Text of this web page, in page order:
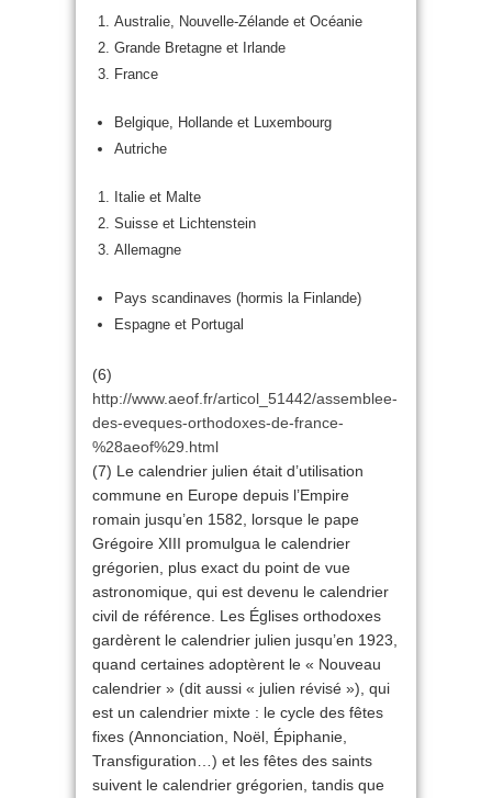
Australie, Nouvelle-Zélande et Océanie
Grande Bretagne et Irlande
France
Belgique, Hollande et Luxembourg
Autriche
Italie et Malte
Suisse et Lichtenstein
Allemagne
Pays scandinaves (hormis la Finlande)
Espagne et Portugal
(6)
http://www.aeof.fr/articol_51442/assemblee-
des-eveques-orthodoxes-de-france-
%28aeof%29.html
(7) Le calendrier julien était d’utilisation
commune en Europe depuis l’Empire
romain jusqu’en 1582, lorsque le pape
Grégoire XIII promulgua le calendrier
grégorien, plus exact du point de vue
astronomique, qui est devenu le calendrier
civil de référence. Les Églises orthodoxes
gardèrent le calendrier julien jusqu’en 1923,
quand certaines adoptèrent le « Nouveau
calendrier » (dit aussi « julien révisé »), qui
est un calendrier mixte : le cycle des fêtes
fixes (Annonciation, Noël, Épiphanie,
Transfiguration…) et les fêtes des saints
suivent le calendrier grégorien, tandis que